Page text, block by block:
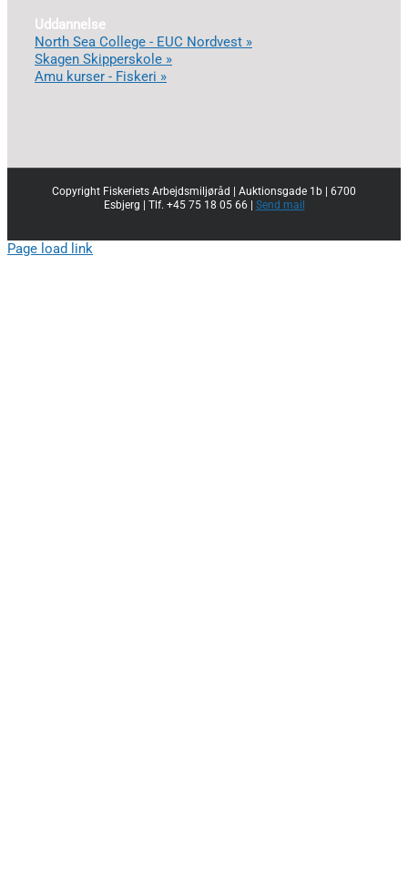
Uddannelse
North Sea College - EUC Nordvest »
Skagen Skipperskole »
Amu kurser - Fiskeri »
Copyright Fiskeriets Arbejdsmiljøråd | Auktionsgade 1b | 6700
Esbjerg | Tlf. +45 75 18 05 66 | Send mail
Page load link